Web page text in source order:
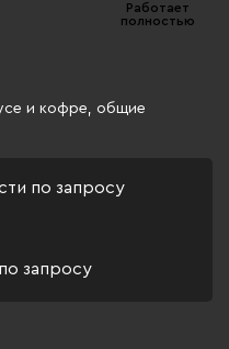
Работает
полностью
и кофре, общие
по запросу
запросу